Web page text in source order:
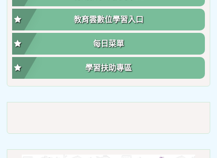
教育雲數位學習入口
每日菜單
學習扶助專區